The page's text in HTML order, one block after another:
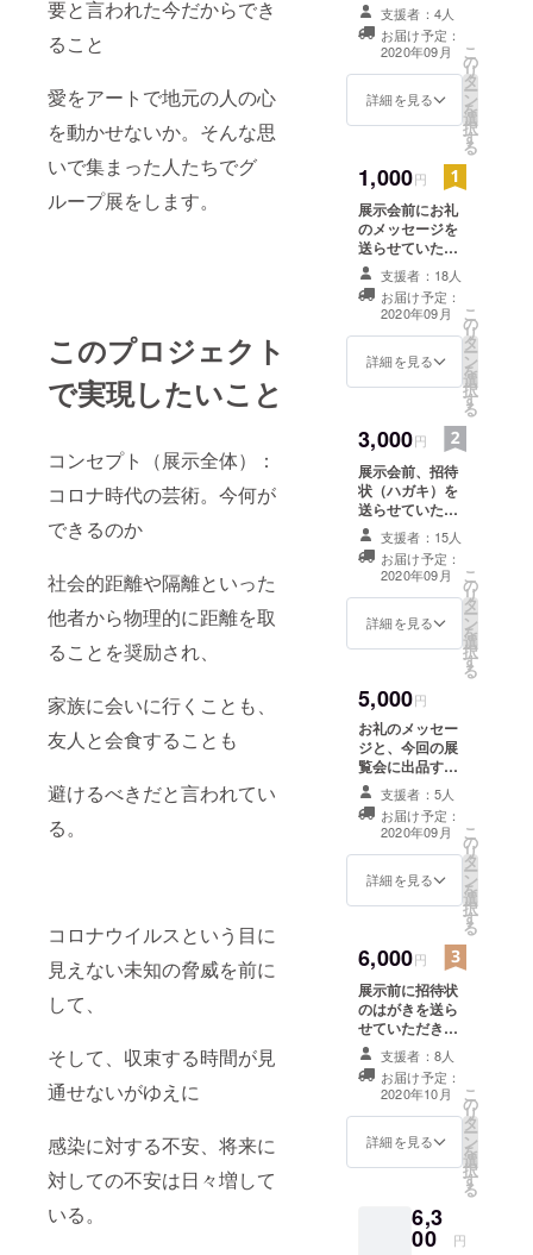
要と言われた今だからでき
ること
愛をアートで地元の人の心
を動かせないか。そんな思
いで集まった人たちでグ
ループ展をします。
このプロジェクト
で実現したいこと
コンセプト（展示全体）：
コロナ時代の芸術。今何が
できるのか
社会的距離や隔離といった
他者から物理的に距離を取
ることを奨励され、
家族に会いに行くことも、
友人と会食することも
避けるべきだと言われてい
る。
コロナウイルスという目に
見えない未知の脅威を前に
して、
そして、収束する時間が見
通せないがゆえに
感染に対する不安、将来に
対しての不安は日々増して
いる。
だきます。
支援者：4人
お届け予定：
2020年09月
詳細を見る
こ
の
リ
タ
ー
ン
を
選
択
す
る
1,000円
展示会前にお礼
のメッセージを
送らせていただ
きます。そして
展示会後も改め
てお礼のメッ
セージを送らせ
ていただきま
す。
支援者：18人
お届け予定：
2020年09月
詳細を見る
こ
の
リ
タ
ー
ン
を
選
択
す
る
3,000円
展示会前、招待
状（ハガキ）を
送らせていただ
きます。
支援者：15人
お届け予定：
2020年09月
詳細を見る
こ
の
リ
タ
ー
ン
を
選
択
す
る
5,000円
お礼のメッセー
ジと、今回の展
覧会に出品する
作品などに関す
る限定のポスト
カード3枚組を9
月にお届けさせ
ていただきま
す。
支援者：5人
お届け予定：
2020年09月
詳細を見る
こ
の
リ
タ
ー
ン
を
選
択
す
る
6,000円
展示前に招待状
のはがきを送ら
せていただきま
す。 また、展示
終了後、お礼の
お手紙を送らせ
ていただきま
す。
支援者：8人
お届け予定：
2020年10月
詳細を見る
こ
の
リ
タ
ー
ン
を
選
択
す
る
6,3
00 円